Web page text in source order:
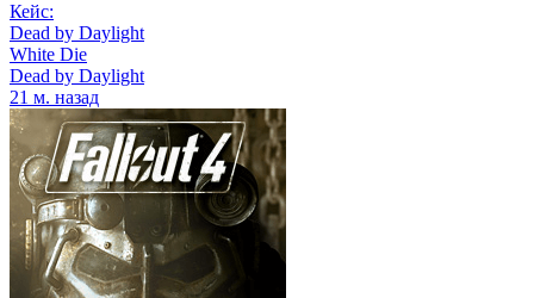
Кейс:
Dead by Daylight
White Die
Dead by Daylight
21 м. назад